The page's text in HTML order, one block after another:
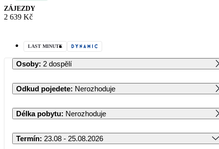
ZÁJEZDY
2 639 Kč
LAST MINUTE
Osoby: 2 dospělí
Odkud pojedete: Nerozhoduje
Délka pobytu: Nerozhoduje
Termín: 23.08 - 25.08.2026